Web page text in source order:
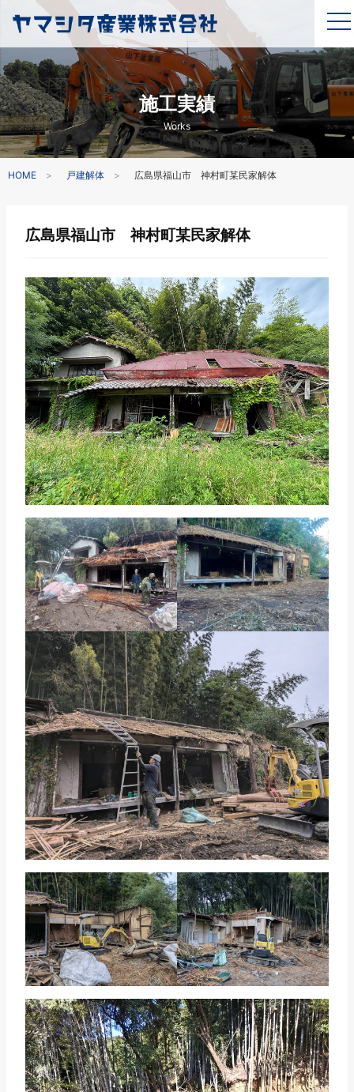
施工実績
Works
HOME 戸建解体 広島県福山市 神村町某民家解体
広島県福山市 神村町某民家解体